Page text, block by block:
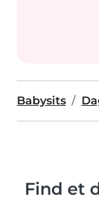
Babysits
Find et